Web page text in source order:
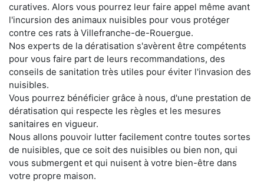
curatives. Alors vous pourrez leur faire appel même avant
l'incursion des animaux nuisibles pour vous protéger
contre ces rats à Villefranche-de-Rouergue.
Nos experts de la dératisation s'avèrent être compétents
pour vous faire part de leurs recommandations, des
conseils de sanitation très utiles pour éviter l'invasion des
nuisibles.
Vous pourrez bénéficier grâce à nous, d'une prestation de
dératisation qui respecte les règles et les mesures
sanitaires en vigueur.
Nous allons pouvoir lutter facilement contre toutes sortes
de nuisibles, que ce soit des nuisibles ou bien non, qui
vous submergent et qui nuisent à votre bien-être dans
votre propre maison.